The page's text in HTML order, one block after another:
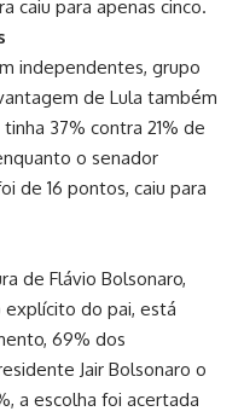
caiu para apenas cinco.
independentes, grupo
de Lula também
37% contra 21% de
o senador
de 16 pontos, caiu para
de Flávio Bolsonaro,
do pai, está
69% dos
Jair Bolsonaro o
a escolha foi acertada